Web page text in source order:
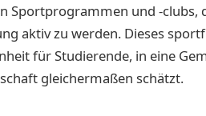
Sportprogrammen und -clubs,
aktiv zu werden. Dieses
für Studierende, in eine
gleichermaßen schätzt.